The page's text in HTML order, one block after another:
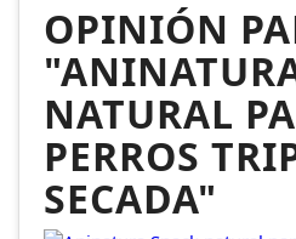
OPINIÓN
NATURAL
PERROS
SECADA"